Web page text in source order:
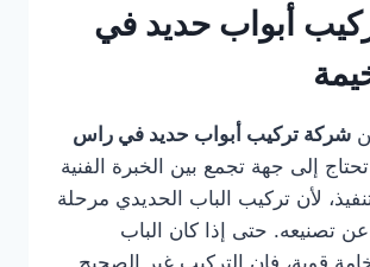
أبواب حديد في
شركة تركيب أبواب حديد في راس
إلى جهة تجمع بين الخبرة الفنية
لأن تركيب الباب الحديدي مرحلة
عن تصنيعه. حتى إذا كان الباب